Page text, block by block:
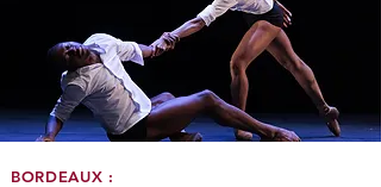
BORDEAUX :